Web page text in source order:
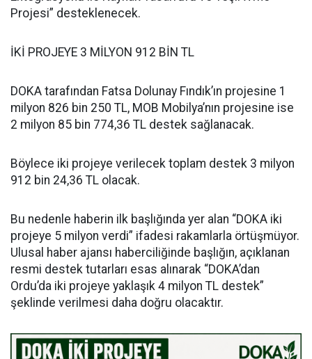
Projesi” desteklenecek.
İKİ PROJEYE 3 MİLYON 912 BİN TL
DOKA tarafından Fatsa Dolunay Fındık’ın projesine 1
milyon 826 bin 250 TL, MOB Mobilya’nın projesine ise
2 milyon 85 bin 774,36 TL destek sağlanacak.
Böylece iki projeye verilecek toplam destek 3 milyon
912 bin 24,36 TL olacak.
Bu nedenle haberin ilk başlığında yer alan “DOKA iki
projeye 5 milyon verdi” ifadesi rakamlarla örtüşmüyor.
Ulusal haber ajansı haberciliğinde başlığın, açıklanan
resmi destek tutarları esas alınarak “DOKA’dan
Ordu’da iki projeye yaklaşık 4 milyon TL destek”
şeklinde verilmesi daha doğru olacaktır.